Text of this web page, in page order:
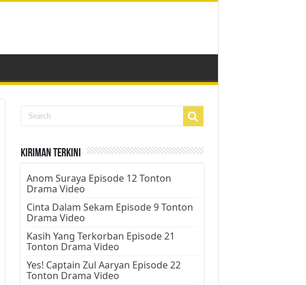
Kiriman Terkini
Anom Suraya Episode 12 Tonton
Drama Video
Cinta Dalam Sekam Episode 9 Tonton
Drama Video
Kasih Yang Terkorban Episode 21
Tonton Drama Video
Yes! Captain Zul Aaryan Episode 22
Tonton Drama Video